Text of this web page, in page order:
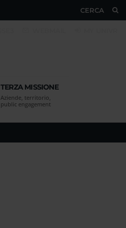
CERCA
TERZA MISSIONE
Aziende, territorio,
public engagement